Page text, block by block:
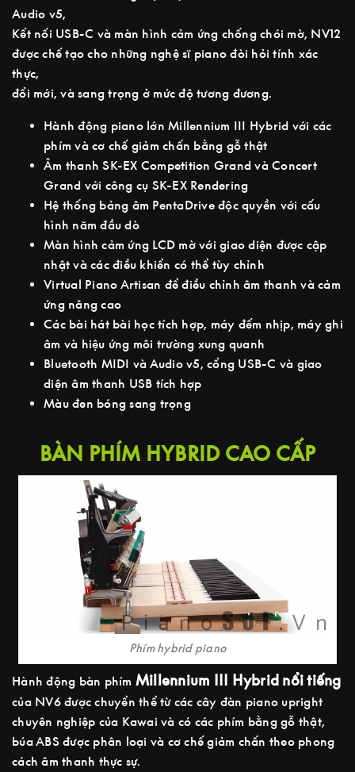
Audio v5,
Kết nối USB-C và màn hình cảm ứng chống chói mờ, NV12
được chế tạo cho những nghệ sĩ piano đòi hỏi tính xác
thực,
đổi mới, và sang trọng ở mức độ tương đương.
Hành động piano lớn Millennium III Hybrid với các
phím và cơ chế giảm chấn bằng gỗ thật
Âm thanh SK-EX Competition Grand và Concert
Grand với công cụ SK-EX Rendering
Hệ thống bảng âm PentaDrive độc quyền với cấu
hình năm đầu dò
Màn hình cảm ứng LCD mờ với giao diện được cập
nhật và các điều khiển có thể tùy chỉnh
Virtual Piano Artisan để điều chỉnh âm thanh và cảm
ứng nâng cao
Các bài hát bài học tích hợp, máy đếm nhịp, máy ghi
âm và hiệu ứng môi trường xung quanh
Bluetooth MIDI và Audio v5, cổng USB-C và giao
diện âm thanh USB tích hợp
Màu đen bóng sang trọng
BÀN PHÍM HYBRID CAO CẤP
Phím hybrid piano
Hành động bàn phím Millennium III Hybrid nổi tiếng
của NV6 được chuyển thể từ các cây đàn piano upright
chuyên nghiệp của Kawai và có các phím bằng gỗ thật,
búa ABS được phân loại và cơ chế giảm chấn theo phong
cách âm thanh thực sự.